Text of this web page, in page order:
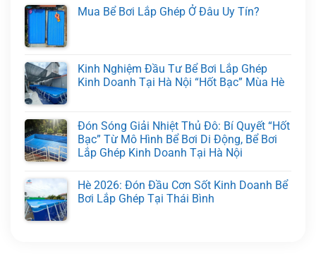
Mua Bể Bơi Lắp Ghép Ở Đâu Uy Tín?
Kinh Nghiệm Đầu Tư Bể Bơi Lắp Ghép
Kinh Doanh Tại Hà Nội “Hốt Bạc” Mùa Hè
Đón Sóng Giải Nhiệt Thủ Đô: Bí Quyết “Hốt
Bạc” Từ Mô Hình Bể Bơi Di Động, Bể Bơi
Lắp Ghép Kinh Doanh Tại Hà Nội
Hè 2026: Đón Đầu Cơn Sốt Kinh Doanh Bể
Bơi Lắp Ghép Tại Thái Bình